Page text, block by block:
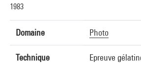
1983
Domaine Photo
Technique Epreuve